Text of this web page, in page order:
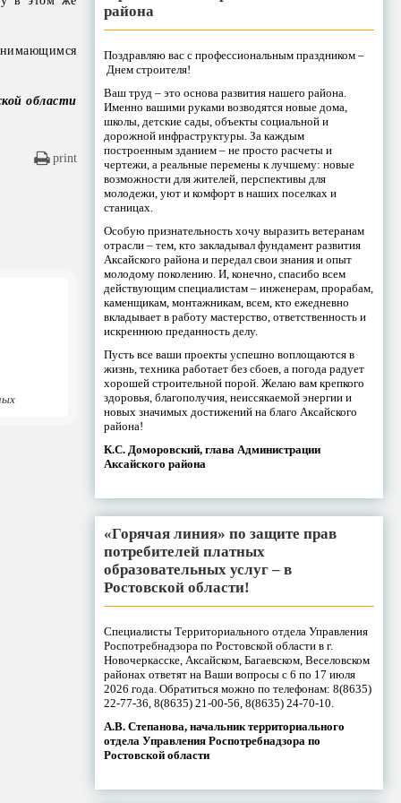
области
print
района
Поздравляю вас с профессиональным праздником –
Днем строителя!
Ваш труд – это основа развития нашего района.
Именно вашими руками возводятся новые дома,
школы, детские сады, объекты социальной и
дорожной инфраструктуры. За каждым
построенным зданием – не просто расчеты и
чертежи, а реальные перемены к лучшему: новые
возможности для жителей, перспективы для
молодежи, уют и комфорт в наших поселках и
станицах.
Особую признательность хочу выразить ветеранам
отрасли – тем, кто закладывал фундамент развития
Аксайского района и передал свои знания и опыт
молодому поколению. И, конечно, спасибо всем
действующим специалистам – инженерам, прорабам,
каменщикам, монтажникам, всем, кто ежедневно
вкладывает в работу мастерство, ответственность и
искреннюю преданность делу.
Пусть все ваши проекты успешно воплощаются в
жизнь, техника работает без сбоев, а погода радует
хорошей строительной порой. Желаю вам крепкого
здоровья, благополучия, неиссякаемой энергии и
новых значимых достижений на благо Аксайского
района!
К.С. Доморовский, глава Администрации
Аксайского района
«Горячая линия» по защите прав
потребителей платных
образовательных услуг – в
Ростовской области!
Специалисты Территориального отдела Управления
Роспотребнадзора по Ростовской области в г.
Новочеркасске, Аксайском, Багаевском, Веселовском
районах ответят на Ваши вопросы с 6 по 17 июля
2026 года. Обратиться можно по телефонам: 8(8635)
22-77-36, 8(8635) 21-00-56, 8(8635) 24-70-10.
А.В. Степанова, начальник территориального
отдела Управления Роспотребнадзора по
Ростовской области